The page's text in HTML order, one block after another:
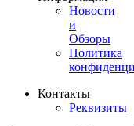
Новости
и
Обзоры
Политика
Контакты
Реквизиты